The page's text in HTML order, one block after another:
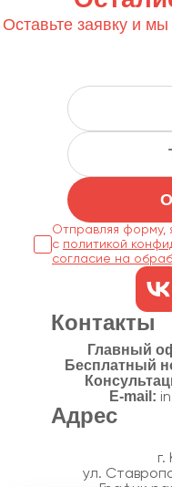
Оставьте заявку и
Отправляя форму,
с политикой
согласие на
Контакты
Главный
Бесплатный
E-mail:
Адрес
ул.